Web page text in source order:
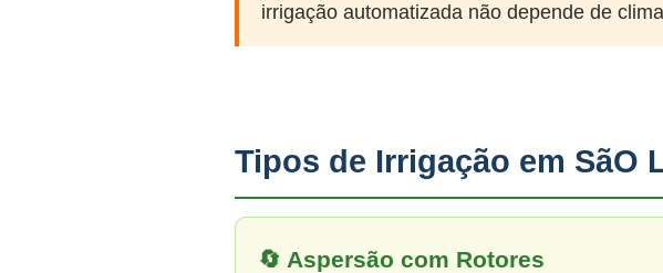
irrigação automatizada não depende de
Tipos de Irrigação em SãO
🔄 Aspersão com Rotores